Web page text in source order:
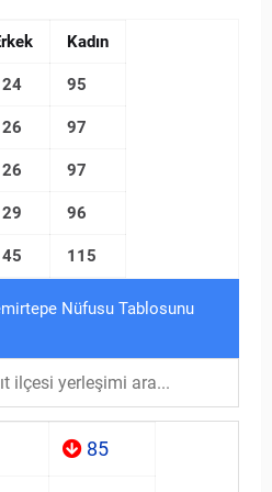
Kadın
95
97
97
96
115
Nüfusu Tablosunu
85